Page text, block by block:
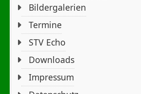
Bildergalerien
Termine
STV Echo
Downloads
Impressum